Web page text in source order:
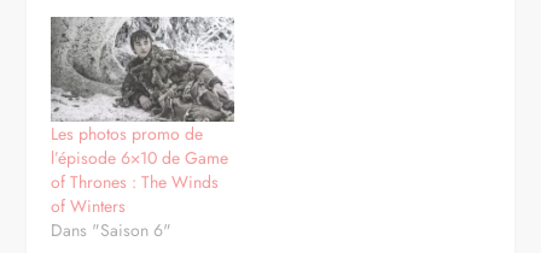
Les photos promo de
l’épisode 6×10 de Game
of Thrones : The Winds
of Winters
Dans "Saison 6"